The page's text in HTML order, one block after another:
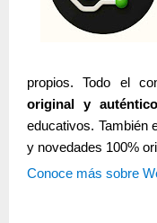
propios. Todo el
original y auténtico
educativos. También
y novedades 100%
Conoce más sobre